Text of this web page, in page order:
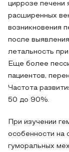
циррозе печени
расширенных
возникновения
после
летальность
Еще более
пациентов,
Частота
50 до 90%.
При изучении
особенности на
гуморальных